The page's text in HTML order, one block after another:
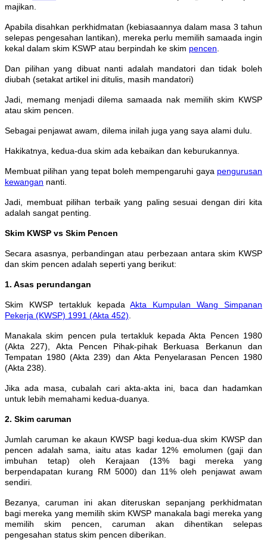
majikan.
Apabila disahkan perkhidmatan (kebiasaannya dalam masa 3 tahun
selepas pengesahan lantikan), mereka perlu memilih samaada ingin
kekal dalam skim KSWP atau berpindah ke skim pencen
Dan pilihan yang dibuat nanti adalah mandatori dan tidak boleh
diubah (setakat artikel ini ditulis, masih mandatori)
Jadi, memang menjadi dilema samaada nak memilih skim KWSP
atau skim pencen.
Sebagai penjawat awam, dilema inilah juga yang saya alami dulu.
Hakikatnya, kedua-dua skim ada kebaikan dan keburukannya.
Membuat pilihan yang tepat boleh mempengaruhi gaya pengurusan
kewangan nanti.
Jadi, membuat pilihan terbaik yang paling sesuai dengan diri kita
adalah sangat penting.
Skim KWSP vs Skim Pencen
Secara asasnya, perbandingan atau perbezaan antara skim KWSP
dan skim pencen adalah seperti yang berikut:
1. Asas perundangan
Skim KWSP tertakluk kepadaAkta Kumpulan Wang Simpanan
Pekerja (KWSP) 1991 (Akta 452)
Manakala skim pencen pula tertakluk kepada Akta Pencen 1980
(Akta 227), Akta Pencen Pihak-pihak Berkuasa Berkanun dan
Tempatan 1980 (Akta 239) dan Akta Penyelarasan Pencen 1980
(Akta 238).
Jika ada masa, cubalah cari akta-akta ini, baca dan hadamkan
untuk lebih memahami kedua-duanya.
2. Skim caruman
Jumlah caruman ke akaun KWSP bagi kedua-dua skim KWSP dan
pencen adalah sama, iaitu atas kadar 12% emolumen (gaji dan
imbuhan tetap) oleh Kerajaan (13% bagi mereka yang
berpendapatan kurang RM 5000) dan 11% oleh penjawat awam
sendiri.
Bezanya, caruman ini akan diteruskan sepanjang perkhidmatan
bagi mereka yang memilih skim KWSP manakala bagi mereka yang
memilih skim pencen, caruman akan dihentikan selepas
pengesahan status skim pencen diberikan.